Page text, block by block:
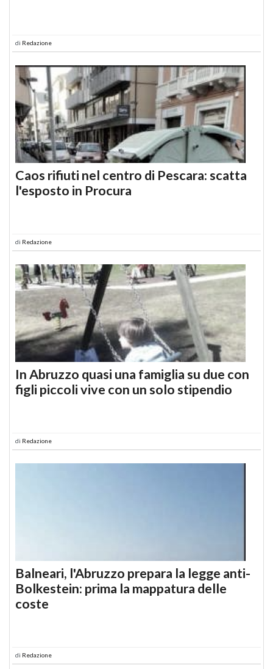
di Redazione
Caos rifiuti nel centro di Pescara: scatta
l'esposto in Procura
di Redazione
In Abruzzo quasi una famiglia su due con
figli piccoli vive con un solo stipendio
di Redazione
Balneari, l'Abruzzo prepara la legge anti-
Bolkestein: prima la mappatura delle
coste
di Redazione